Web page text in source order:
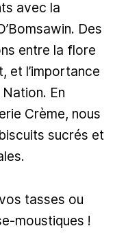
avec la
Des
entre la flore
et l’importance
En
Crème, nous
sucrés et
tasses ou
moustiques !